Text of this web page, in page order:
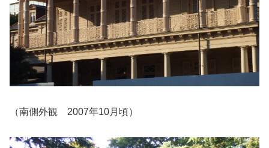
（南側外観 2007年10月頃）